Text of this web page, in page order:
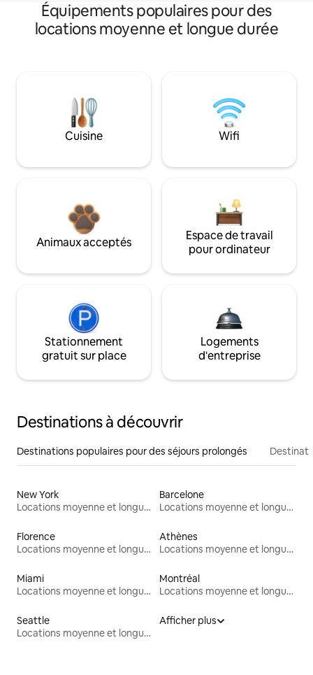
Équipements populaires pour des
locations moyenne et longue durée
Cuisine Wifi
Animaux acceptés
Espace de travail
pour ordinateur
Stationnement
gratuit sur place
Logements
d'entreprise
Destinations à découvrir
Destinations populaires pour des séjours prolongés
New York
Locations moyenne et longue durée
Barcelone
Locations moyenne et longue durée
Florence
Locations moyenne et longue durée
Athènes
Locations moyenne et longue durée
Miami
Locations moyenne et longue durée
Montréal
Locations moyenne et longue durée
Seattle
Locations moyenne et longue durée
Afficher plus